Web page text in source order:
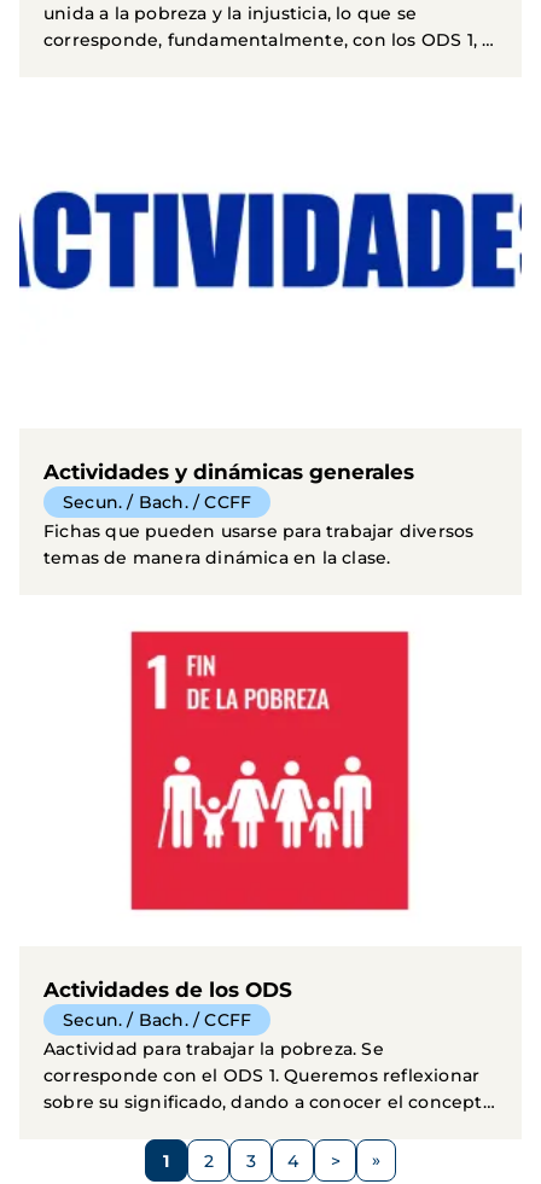
unida a la pobreza y la injusticia, lo que se
corresponde, fundamentalmente, con los ODS 1, 3
Actividades y dinámicas generales
Secun. / Bach. / CCFF
Fichas que pueden usarse para trabajar diversos
temas de manera dinámica en la clase.
Actividades de los ODS
Secun. / Bach. / CCFF
Aactividad para trabajar la pobreza. Se
corresponde con el ODS 1. Queremos reflexionar
sobre su significado, dando a conocer el concepto
Página
1 Página
2 Página
3 Página
4
Siguiente
>